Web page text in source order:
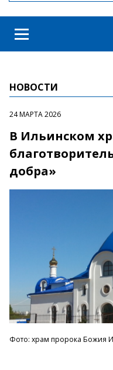
НОВОСТИ
24 МАРТА 2026
В Ильинском
добра»
Фото: храм пророка Божия